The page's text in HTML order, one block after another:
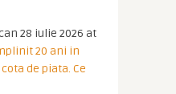
28 iulie 2026 at
20 ani in
de piata. Ce